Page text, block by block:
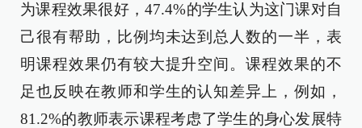
为课程效果很好，47.4%的学生认为这门课对自
己很有帮助，比例均未达到总人数的一半，表
明课程效果仍有较大提升空间。课程效果的不
足也反映在教师和学生的认知差异上，例如，
81.2%的教师表示课程考虑了学生的身心发展特